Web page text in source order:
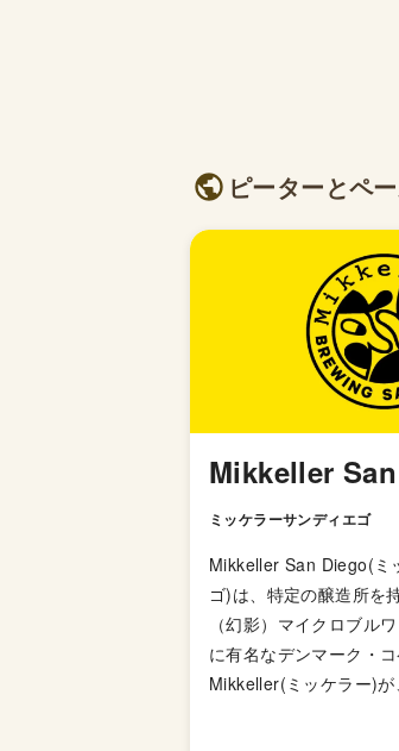
ピーターとペ
Mikkeller
ミッケラーサンディエゴ
Mikkeller San Diego(ミ
ゴ)は、特定の醸造所を
（幻影）マイクロブル
に有名なデンマーク・
Mikkeller(ミッケラー)